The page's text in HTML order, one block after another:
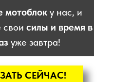
СЕЙЧАС!
мотоблоку нас, и
свои силы и время в
уже завтра!